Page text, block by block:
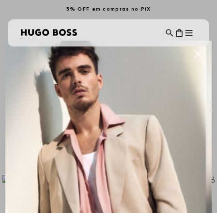
5% OFF em compras no PIX